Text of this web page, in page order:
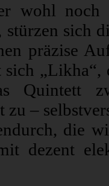
wohl noch
sich
präzise
sich
Quintett
–
die
dezent